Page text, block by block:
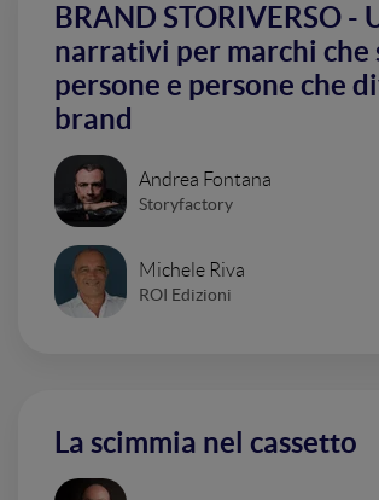
BRAND STORIVERSO -
narrativi per marchi che
persone e persone che
brand
Andrea Fontana
Storyfactory
Michele Riva
ROI Edizioni
La scimmia nel cassetto